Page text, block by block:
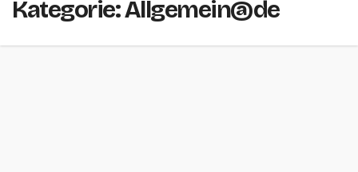
Kategorie:Allgemein@de